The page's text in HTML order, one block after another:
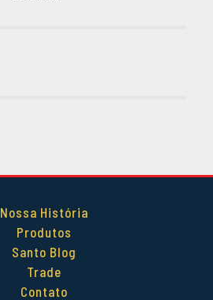
Nossa História
Produtos
Santo Blog
Trade
Contato